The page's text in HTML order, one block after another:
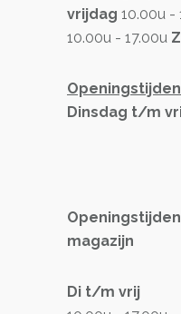
vrijdag 10.00u -
10.00u - 17.00u
Dinsdag t/m
magazijn
Di t/m vrij